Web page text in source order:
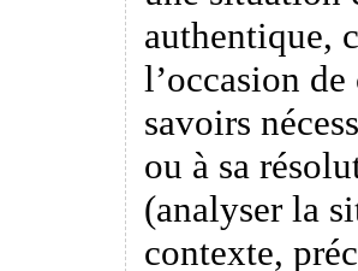
authentique,
l’occasion
savoirs
ou à sa
(analyser la
contexte,